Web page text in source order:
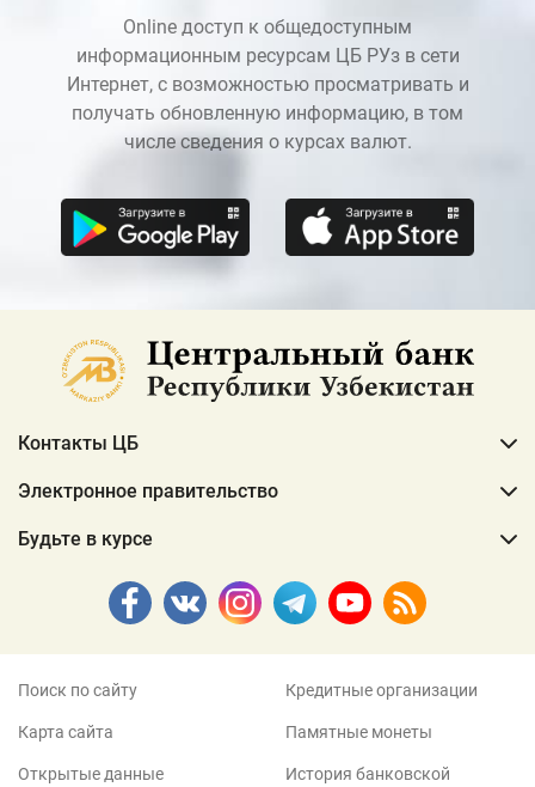
Online доступ к общедоступным
информационным ресурсам ЦБ РУз в сети
Интернет, с возможностью просматривать и
получать обновленную информацию, в том
числе сведения о курсах валют.
Контакты ЦБ
Электронное правительство
Будьте в курсе
Поиск по сайту
Карта сайта
Открытые данные
Кредитные организации
Памятные монеты
История банковской